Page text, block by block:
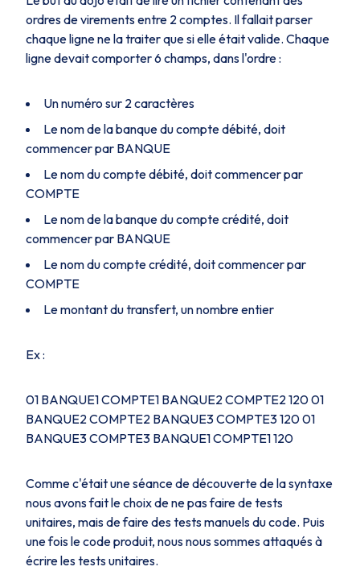
ordres de virements entre 2 comptes. Il fallait parser
chaque ligne ne la traiter que si elle était valide. Chaque
ligne devait comporter 6 champs, dans l'ordre :
Un numéro sur 2 caractères
Le nom de la banque du compte débité, doit
commencer par BANQUE
Le nom du compte débité, doit commencer par
COMPTE
Le nom de la banque du compte crédité, doit
commencer par BANQUE
Le nom du compte crédité, doit commencer par
COMPTE
Le montant du transfert, un nombre entier
Ex :
01 BANQUE1 COMPTE1 BANQUE2 COMPTE2 120 01
BANQUE2 COMPTE2 BANQUE3 COMPTE3 120 01
BANQUE3 COMPTE3 BANQUE1 COMPTE1 120
Comme c'était une séance de découverte de la syntaxe
nous avons fait le choix de ne pas faire de tests
unitaires, mais de faire des tests manuels du code. Puis
une fois le code produit, nous nous sommes attaqués à
écrire les tests unitaires.